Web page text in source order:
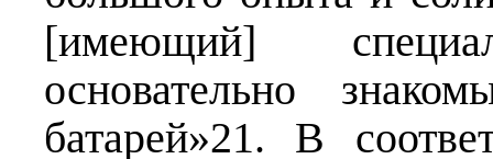
[имеющий]
основательно
батарей»21. В